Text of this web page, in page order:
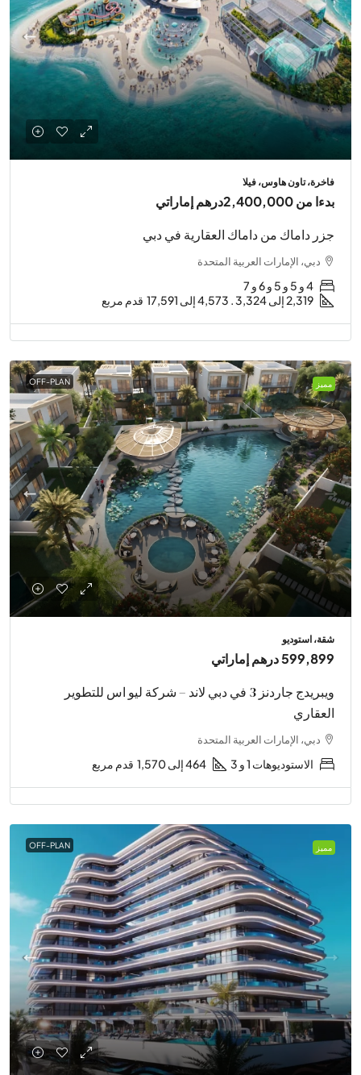
فاخرة، تاون هاوس، فيلا
بدءا من2,400,000درهم إماراتي
جزر داماك من داماك العقارية في دبي
دبي، الإمارات العربية المتحدة
4 و 5 و 5 و 6 و 7
2,319 إلى 3,324 . 4,573 إلى 17,591
قدم مربع
مميز OFF-PLAN
شقة، استوديو
599,899 درهم إماراتي
ويبريدج جاردنز 3 في دبي لاند – شركة ليو اس للتطوير
العقاري
دبي، الإمارات العربية المتحدة
الاستوديوهات 1 و 3 464 إلى 1,570 قدم مربع
مميز OFF-PLAN